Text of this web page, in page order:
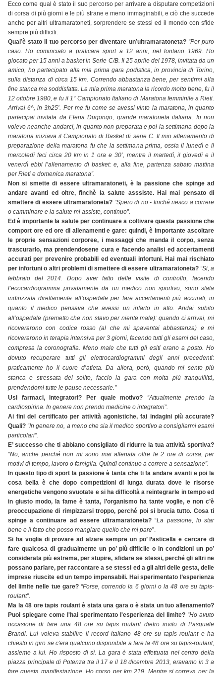
Ecco come qual è stato il suo percorso per arrivare a disputare competizioni
di corsa di più giorni e le più strane e meno immaginabili, e ciò che succede
anche per altri ultramaratoneti, sorprendere se stessi ed il mondo con sfide
sempre più difficili.
Qual’è stato il tuo percorso per diventare un’ultramaratoneta? “Per puro
caso. Ho cominciato a praticare sport a 12 anni, nel lontano 1969. Ho
giocato per 15 anni a basket in Serie C/B. Il 25 aprile del 1978, invitata da un
amico, ho partecipato alla mia prima gara podistica, in provincia di Torino,
sulla distanza di circa 15 km. Correndo abbastanza bene, per sentirmi alla
fine stanca ma soddisfatta. La mia prima maratona la ricordo molto bene, fu il
12 ottobre 1980, e fu il 1° Campionato Italiano di Maratona femminile a Rieti.
Arrivai 6^, in 3h25’. Per me fu come se avessi vinto la maratona, in quanto
partecipai invitata da Elena Dugongo, grande maratoneta italiana. Io non
volevo neanche andarci, in quanto non preparata e poi la settimana dopo la
maratona iniziava il Campionato di Basket di serie C. Il mio allenamento di
preparazione della maratona fu che la settimana prima, ossia il lunedì e il
mercoledì feci circa 20 km in 1 ora e 30’, mentre il martedì, il giovedì e il
venerdì ebbi l’allenamento di basket: e, alla fine, partenza sabato mattina
per Rieti e domenica maratona”.
Non si smette di essere ultramaratoneti, è la passione che spinge ad
andare avanti ed oltre, finchè la salute asssiste. Hai mai pensato di
smettere di essere ultramaratoneta? “Spero di no - finché riesco a correre
o camminare e la salute mi assiste, continuo”.
Ed è importante la salute per continuare a coltivare questa passione che
comport ore ed ore di allenamenti e gare: quindi, è importante ascoltare
le proprie sensazioni corporee, i messaggi che manda il corpo, senza
trascurarlo, ma prendendosene cura e facendo analisi ed accertamenti
accurati per prevenire probabili ed eventuali infortuni. Hai mai rischiato
per infortuni o altri problemi di smettere di essere ultramaratoneta? “Si, a
febbraio del 2014. Dopo aver fatto delle visite di controllo, facendo
l’ecocardiogramma privatamente da un medico non sportivo, sono stata
indirizzata direttamente all’ospedale per fare accertamenti più accurati, in
quanto il medico pensava che avessi un infarto in atto. Andai subito
all’ospedale (premetto che non stavo per niente male): quando ci arrivai, mi
ricoverarono con codice rosso (al che mi spaventai abbastanza) e mi
ricoverarono in terapia intensiva per 3 giorni, facendo tutti gli esami del caso,
compresa la coronografia. Meno male che tutti gli esiti erano a posto. Ho
dovuto recuperare tutti gli elettrocardiogrammi degli anni precedenti:
praticamente ho il cuore d’atleta. Da allora, però, quando mi sento più
stanca e stressata del solito, faccio la gara con molta più tranquillità,
prendendomi tutte le pause necessarie.”
Usi farmaci, integratori? Per quale motivo?
“Attualmente prendo la
cardiospirina. In genere non prendo medicine o integratori”.
Ai fini del certificato per attività agonistiche, fai indagini più accurate?
Quali? “In genere no, a meno che sia il medico sportivo a consigliarmi esami
particolari”.
E’ successo che ti abbiano consigliato di ridurre la tua attività sportiva?
“No, anche perché non mi sono mai allenata oltre le 2 ore di corsa, per
motivi di tempo, lavoro o famiglia. Quindi continuo a correre a sensazione”.
In questo tipo di sport la passione è tanta che ti fa andare avanti e poi la
cosa bella è che dopo competizioni di lunga durata dove le risorse
energetiche vengono svuotate e si ha difficoltà a reintegrarle in tempo ed
in giusto modo, la fame è tanta, l’organismo ha tante voglie, e non c’è
preoccupazione di rimpizzarsi troppo, perché poi si brucia tutto. Cosa ti
spinge a continuare ad essere ultramaratoneta? “La passione, lo star
bene e il fatto che posso mangiare quello che mi pare”.
Si ha voglia di provare ad alzare sempre un po’ l’asticella e cercare di
fare qualcosa di gradualmente un po’ più difficile o in condizioni un po’
considerata più estrema, per stupire, sfidare se stessi, perché gli altri ne
possano parlare, per raccontare a se stessi ed a gli altri delle gesta, delle
imprese riuscite ed un tempo impensabili. Hai sperimentato l’esperienza
del limite nelle tue gare? “Forse, correndo la 6 giorni o la 48 ore su tapis-
roulant”.
Ma la 48 ore tapis roulant è stata una gara o è stata un tuo allenamento?
Puoi spiegare come l'hai sperimentato l'esperienza del limite? “Ho avuto
occasione di fare una 48 ore su tapis roulant dietro invito di Pasquale
Brandi. Lui voleva stabilire il record italiano 48 ore su tapis roulant e ha
chiesto in giro se c'era qualcuno disponibile a fare la 48 ore su tapis-roulant,
assieme a lui. Ho risposto di sì. La gara è stata effettuata nel centro della
piazza principale di Potenza tra il 17 e il 18 dicembre 2013, eravamo in 3 a
fare questa manifestazione. Ho corso per km 219. Mentre si correva per la